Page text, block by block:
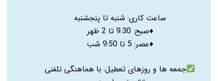
ساعت کاری: شنبه تا پنجشنبه
♦️صبح: 9:30 تا 2 ظهر
♦️عصر: 5 تا 9:50 شب
جمعه ها و روزهای تعطیل: با هماهنگی تلفنی